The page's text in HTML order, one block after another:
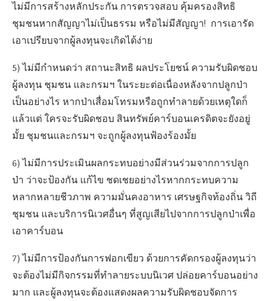
ไม่มีการสร้างหลักประกัน การตรวจสอบ คุ้มครองสิทธิ
ชุมชนหากสัญญาไม่เป็นธรรม หรือไม่มีสัญญา! การเอารัด
เอาเปรียบจากผู้ลงทุนจะเกิดได้ง่าย
5) ไม่มีกำหนดว่า สถานะสิทธิ ผลประโยชน์ ความรับผิดชอบ
ผู้ลงทุน ชุมชน และกรมฯ ในระยะต่อเนื่องหลังจากปลูกป่า
เป็นอย่างไร หากป่าเสื่อมโทรมหรือถูกทำลายด้วยเหตุใดก็
แล้วแต่ ใครจะรับผิดชอบ สินทรัพย์คาร์บอนเครดิตจะยังอยู่
มั้ย ชุมชนและกรมฯ จะถูกผู้ลงทุนฟ้องร้องมั้ย
6) ไม่มีการประเมินผลกระทบอย่างมีส่วนร่วมจากการปลูก
ป่า ว่าจะป้องกัน แก้ไข ชดเชยอย่างไรหากกระทบความ
หลากหลายชีวภาพ ความมั่นคงอาหาร เศรษฐกิจท้องถิ่น วิถี
ชุมชน และบริการนิเวศอื่นๆ ที่สูญเสียไปจากการปลูกป่าเพื่อ
เอาคาร์บอน
7) ไม่มีการป้องกันการฟอกเขียว ด้วยการคัดกรองผู้ลงทุนว่า
จะต้องไม่มีกิจกรรมที่ทำลายระบบนิเวศ ปล่อยคาร์บอนอย่าง
มาก และผู้ลงทุนจะต้องแสดงผลความรับผิดชอบจัดการ